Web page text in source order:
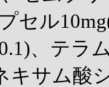
セル
、テラ
キサム酸